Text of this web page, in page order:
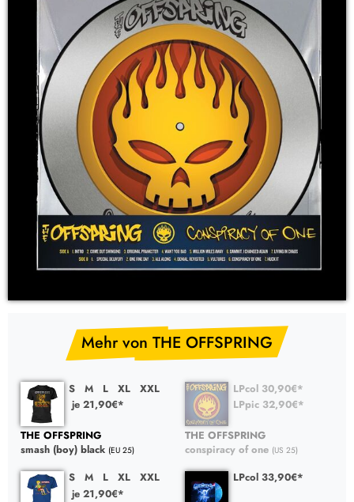
Mehr von THE OFFSPRING
S M L XL
XXL
je 21,90€*
THE OFFSPRING
smash (boy) black (EU 25)
LPcol 30,90€*
LPpic 32,90€*
THE OFFSPRING
conspiracy of one (US 25)
S M L XL
XXL
je 21,90€*
LPcol 33,90€*